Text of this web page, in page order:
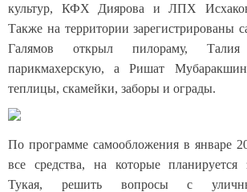
культур, КФХ Диярова и ЛПХ
Также на территории зарегистрированы
Галямов открыл пилораму,
парикмахерскую, а Ришат Мубаракшин
теплицы, скамейки, заборы и ограды.
По программе самообложения в январе
все средства, на которые планируется
Тукая, решить вопросы с